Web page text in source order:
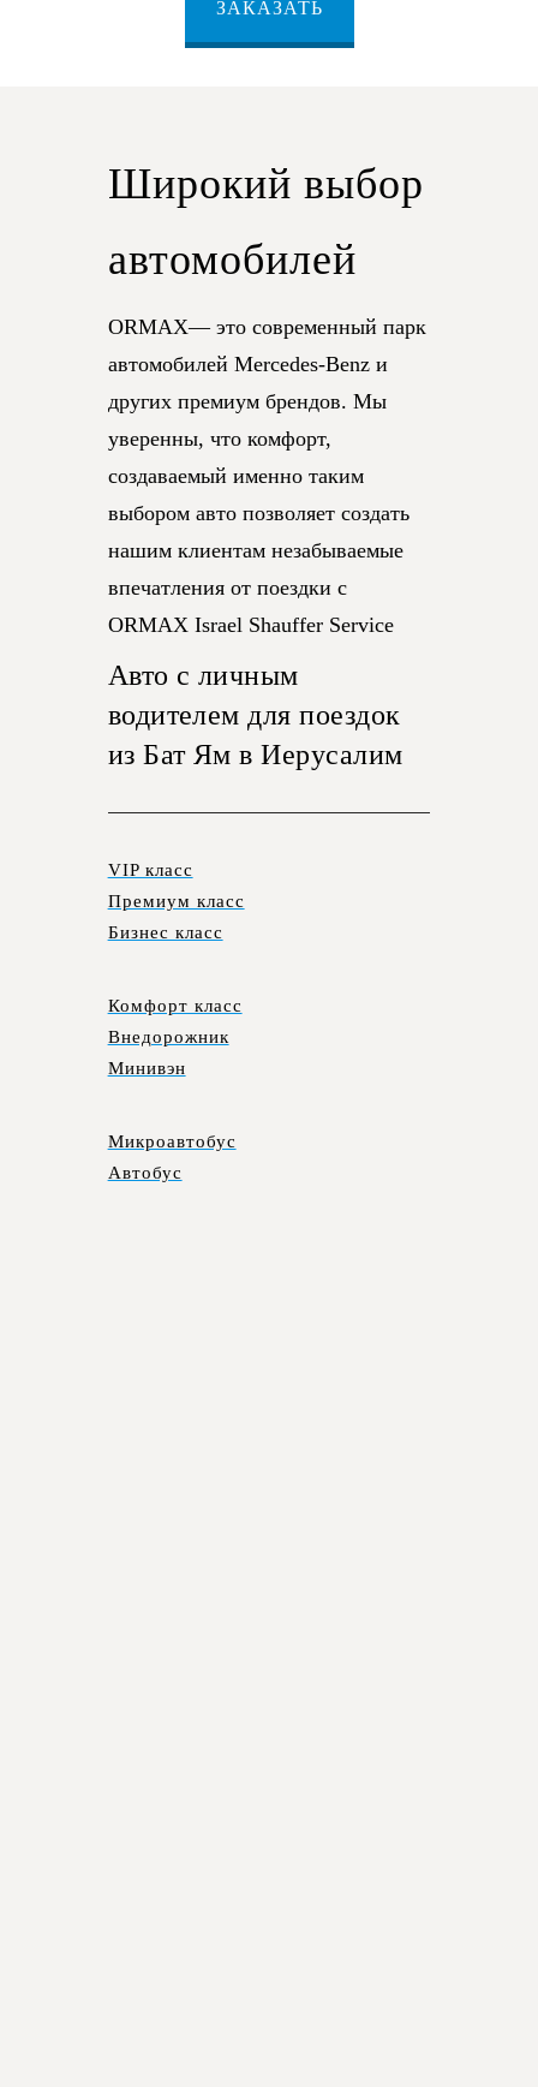
ЗАКАЗАТЬ
Широкий выбор
автомобилей
ORMAX— это современный парк
автомобилей Mercedes-Benz и
других премиум брендов. Мы
уверенны, что комфорт,
создаваемый именно таким
выбором авто позволяет создать
нашим клиентам незабываемые
впечатления от поездки с
ORMAX Israel Shauffer Service
Авто с личным
водителем для поездок
из Бат Ям в Иерусалим
VIP класс
Премиум класс
Бизнес класс
Комфорт класс
Внедорожник
Минивэн
Микроавтобус
Автобус